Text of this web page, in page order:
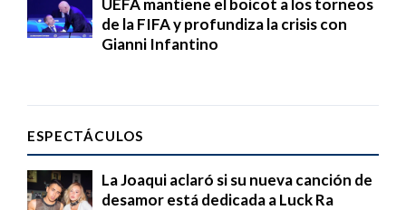
UEFA mantiene el boicot a los torneos
de la FIFA y profundiza la crisis con
Gianni Infantino
ESPECTÁCULOS
La Joaqui aclaró si su nueva canción de
desamor está dedicada a Luck Ra